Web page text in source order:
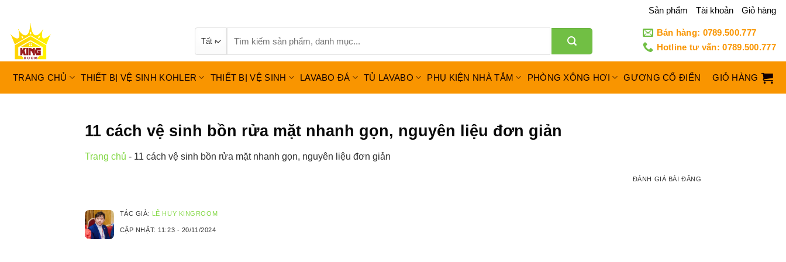
nội
dung
Sản phẩm Tài khoản Giỏ hàng
kiếm:
Bán hàng: 0789.500.777
Hotline tư vấn: 0789.500.777
TRANG CHỦ THIẾT BỊ VỆ SINH KOHLER THIẾT BỊ VỆ SINH LAVABO ĐÁ TỦ LAVABO PHỤ KIỆN NHÀ TẮM PHÒNG XÔNG HƠI GƯƠNG CỔ ĐIỂN GIỎ HÀNG
11 cách vệ sinh bồn rửa mặt nhanh gọn, nguyên liệu đơn giản
Trang chủ - 11 cách vệ sinh bồn rửa mặt nhanh gọn, nguyên liệu đơn giản
TÁC GIẢ: LÊ HUY KINGROOM
CẬP NHẬT: 11:23 - 20/11/2024
ĐÁNH GIÁ BÀI ĐĂNG